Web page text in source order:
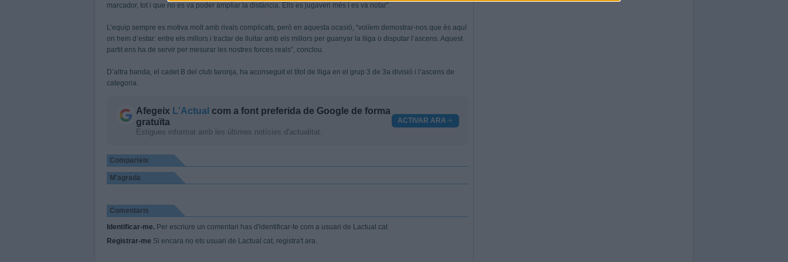
marcador, tot i que no es va poder ampliar la distància. Ells es jugaven més i es va notar”.
L’equip sempre es motiva molt amb rivals complicats, però en aquesta ocasió, “volíem demostrar-nos que és aquí
on hem d’estar: entre els millors i tractar de lluitar amb els millors per guanyar la lliga o disputar l’ascens. Aquest
partit ens ha de servir per mesurar les nostres forces reals”, conclou.
D’altra banda, el cadet B del club taronja, ha aconseguit el títol de lliga en el grup 3 de 3a divisió i l’ascens de
categoria.
Afegeix L'Actual com a font preferida de Google de forma
gratuïta
Estigues informat amb les últimes notícies d'actualitat.
ACTIVAR ARA
Comparteix
M'agrada
Comentaris
Identificar-me. Per escriure un comentari has d'identificar-te com a usuari de Lactual.cat
Registrar-me Si encara no ets usuari de Lactual.cat, registra't ara.